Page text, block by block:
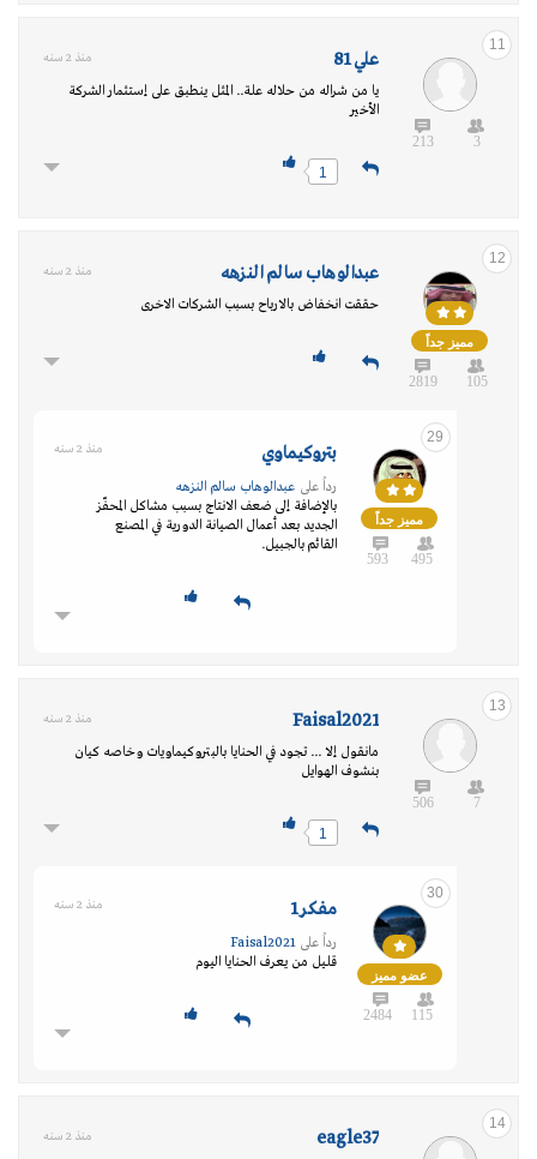
11
3
213
علي 81 منذ 2 سنه
يا من شراله من حلاله علة.. المثل ينطبق على إستثمار الشركة
الأخير
1
12
مميز جداً
105
2819
عبدالوهاب سالم النزهه منذ 2 سنه
حققت انخفاض بالارباح بسبب الشركات الاخرى
29
مميز جداً
495
593
بتروكيماوي منذ 2 سنه
رداً على عبدالوهاب سالم النزهه
بالإضافة إلى ضعف الانتاج بسبب مشاكل المحفّز
الجديد بعد أعمال الصيانة الدورية في المصنع
القائم بالجبيل.
13
7
506
Faisal2021 منذ 2 سنه
مانقول إلا ... تجود في الحنايا بالبتروكيماويات وخاصه كيان
بنشوف الهوايل
1
30
عضو مميز
115
2484
مفكر 1 منذ 2 سنه
رداً على Faisal2021
قليل من يعرف الحنايا اليوم
14
eagle37 منذ 2 سنه